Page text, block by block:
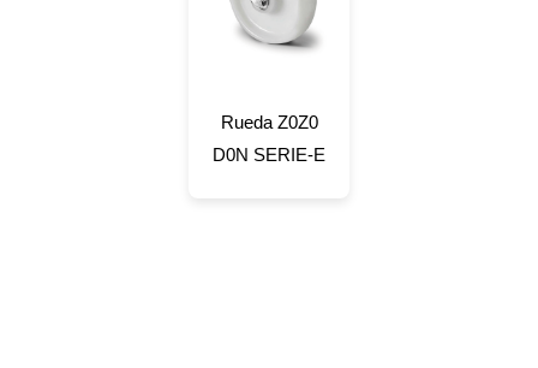
Rueda Z0Z0
D0N SERIE-E